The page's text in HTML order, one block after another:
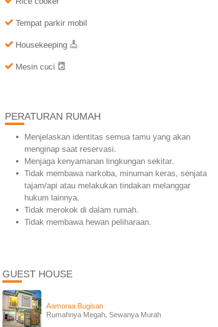
Tempat parkir mobil
Housekeeping
Mesin cuci
PERATURAN RUMAH
Menjelaskan identitas semua tamu yang akan
menginap saat reservasi.
Menjaga kenyamanan lingkungan sekitar.
Tidak membawa narkoba, minuman keras, senjata
tajam/api atau melakukan tindakan melanggar
hukum lainnya.
Tidak merokok di dalam rumah.
Tidak membawa hewan peliharaan.
GUEST HOUSE
Aamoraa Bugisan
Rumahnya Megah, Sewanya Murah